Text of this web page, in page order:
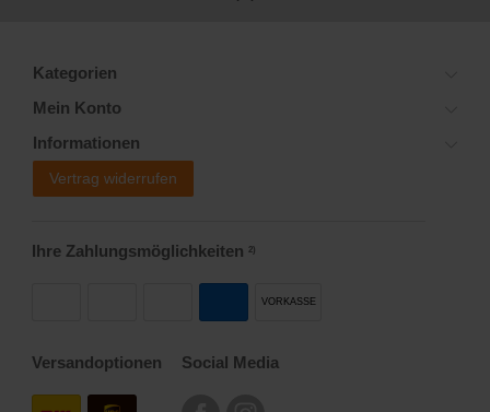
Kategorien
Mein Konto
Informationen
Vertrag widerrufen
Ihre Zahlungsmöglichkeiten 2)
VORKASSE
Versandoptionen Social Media